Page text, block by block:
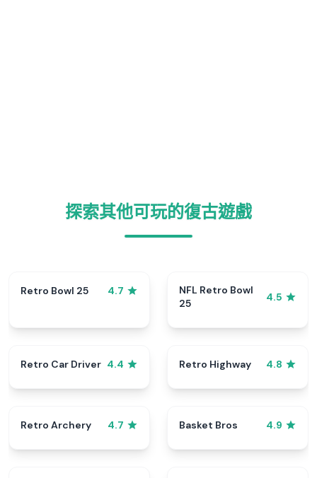
探索其他可玩的復古遊戲
Retro Bowl 25 4.7
NFL Retro Bowl
25
4.5
Retro Car Driver 4.4 Retro Highway 4.8
Retro Archery 4.7 Basket Bros 4.9